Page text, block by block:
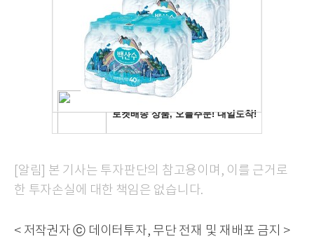
[알림] 본 기사는 투자판단의 참고용이며, 이를 근거로
한 투자손실에 대한 책임은 없습니다.
< 저작권자 ⓒ 데이터투자, 무단 전재 및 재배포 금지 >